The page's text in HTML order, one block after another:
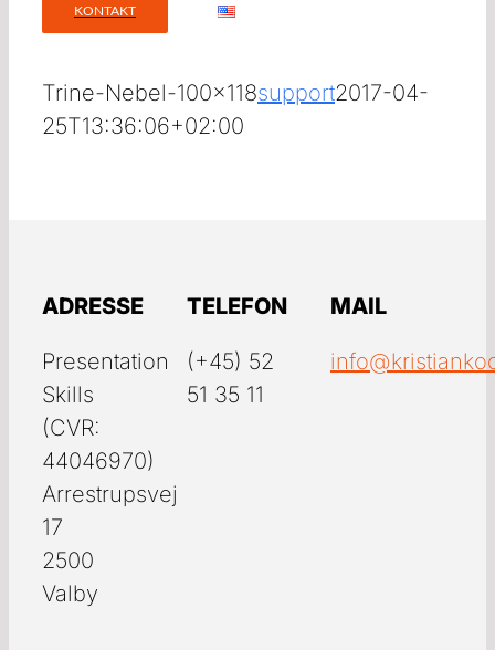
KONTAKT
Trine-Nebel-100×118support2017-04-
25T13:36:06+02:00
ADRESSE
Presentation
Skills
(CVR:
44046970)
Arrestrupsvej
17
2500
Valby
TELEFON
(+45) 52
51 35 11
MAIL